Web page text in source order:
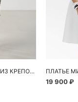
ПЛАТЬЕ В ГОРОШЕК ИЗ КРЕПОВОЙ ВИСКОЗЫ ПЛАТЬЕ
19 900 ₽